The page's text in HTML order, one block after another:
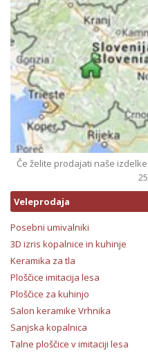
Če želite prodajati naše
Veleprodaja
Posebni umivalniki
3D izris kopalnice in kuhinje
Keramika za tla
Ploščice imitacija lesa
Ploščice za kuhinjo
Salon keramike Vrhnika
Sanjska kopalnica
Talne ploščice v imitaciji lesa